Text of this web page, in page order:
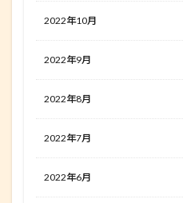
2022年10月
2022年9月
2022年8月
2022年7月
2022年6月